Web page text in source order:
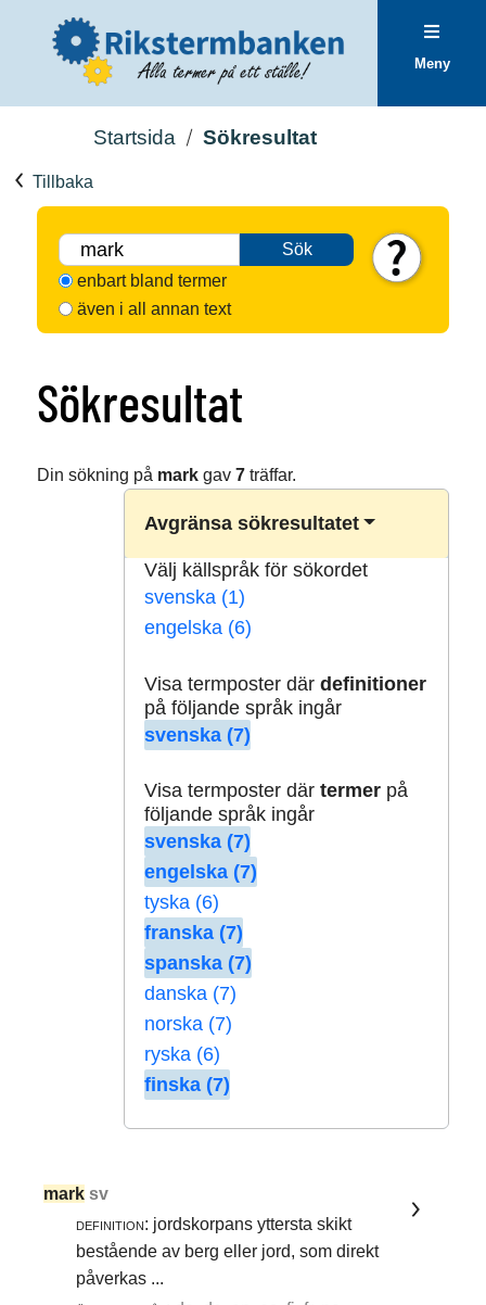
Meny
Startsida Sökresultat
Tillbaka
Sök
enbart bland termer
även i all annan text
Sökresultat
Din sökning på markgav 7träffar.
Avgränsa sökresultatet
Välj källspråk för sökordet
svenska (1)
engelska (6)
Visa termposter där definitioner
på följande språk ingår
svenska (7)
Visa termposter där termerpå
följande språk ingår
svenska (7)
engelska (7)
tyska (6)
franska (7)
spanska (7)
danska (7)
norska (7)
ryska (6)
finska (7)
mark sv
definition: jordskorpans yttersta skikt
bestående av berg eller jord, som direkt
påverkas ...